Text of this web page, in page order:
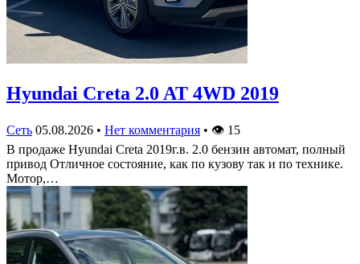
Hyundai Creta 2.0 AT 4WD 2019
Сеть 05.08.2026 • Нет комментария • 👁 15
В продаже Hyundai Creta 2019г.в. 2.0 бензин автомат, полный
привод Отличное состояние, как по кузову так и по технике.
Мотор,…